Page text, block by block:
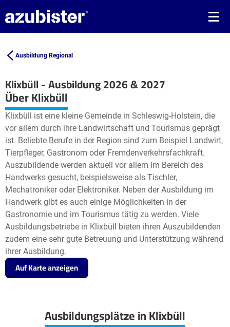
Ausbildung Regional
Klixbüll - Ausbildung 2026 & 2027
+
−
Leaflet | ©OpenStreetMap2
Über Klixbüll
Klixbüll ist eine kleine Gemeinde in Schleswig-Holstein, die
vor allem durch ihre Landwirtschaft und Tourismus geprägt
ist. Beliebte Berufe in der Region sind zum Beispiel Landwirt,
Tierpfleger, Gastronom oder Fremdenverkehrsfachkraft.
Auszubildende werden aktuell vor allem im Bereich des
Handwerks gesucht, beispielsweise als Tischler,
Mechatroniker oder Elektroniker. Neben der Ausbildung im
Handwerk gibt es auch einige Möglichkeiten in der
Gastronomie und im Tourismus tätig zu werden. Viele
Ausbildungsbetriebe in Klixbüll bieten ihren Auszubildenden
zudem eine sehr gute Betreuung und Unterstützung während
ihrer Ausbildung.
Auf Karte anzeigen
Ausbildungsplätze in Klixbüll